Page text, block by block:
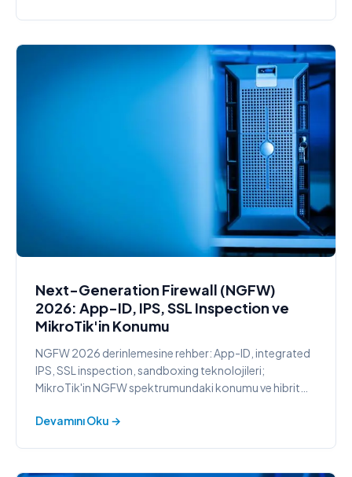
Next-Generation Firewall (NGFW)
2026: App-ID, IPS, SSL Inspection ve
MikroTik'in Konumu
NGFW 2026 derinlemesine rehber: App-ID, integrated
IPS, SSL inspection, sandboxing teknolojileri;
MikroTik'in NGFW spektrumundaki konumu ve hibrit
Devamını Oku →